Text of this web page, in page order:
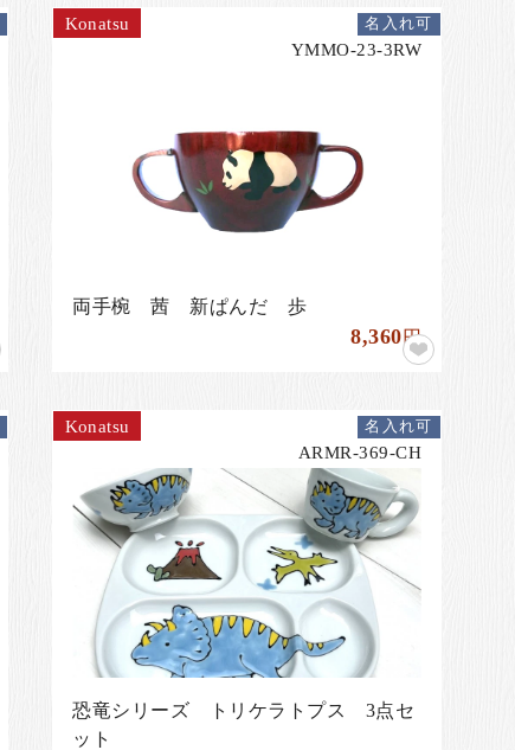
Konatsu
YMMO-23-3RW
名入れ可
両手椀 茜 新ぱんだ 歩
8,360円
Konatsu
ARMR-369-CH
名入れ可
恐竜シリーズ トリケラトプス 3点セ
ット